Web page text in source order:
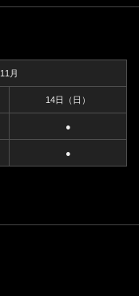
11月
14日（日）
●
●